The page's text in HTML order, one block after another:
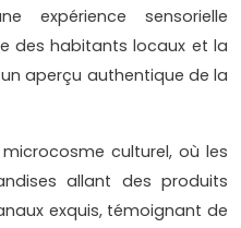
expérience sensorielle
des habitants locaux et la
aperçu authentique de la
culturel, où les
allant des produits
exquis, témoignant de